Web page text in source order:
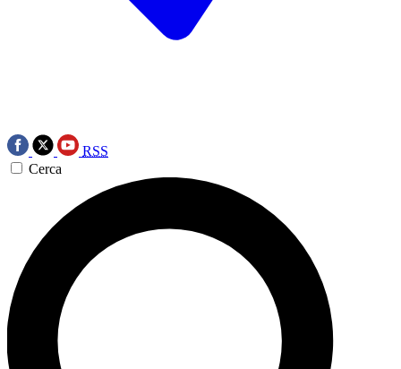
RSS
Cerca